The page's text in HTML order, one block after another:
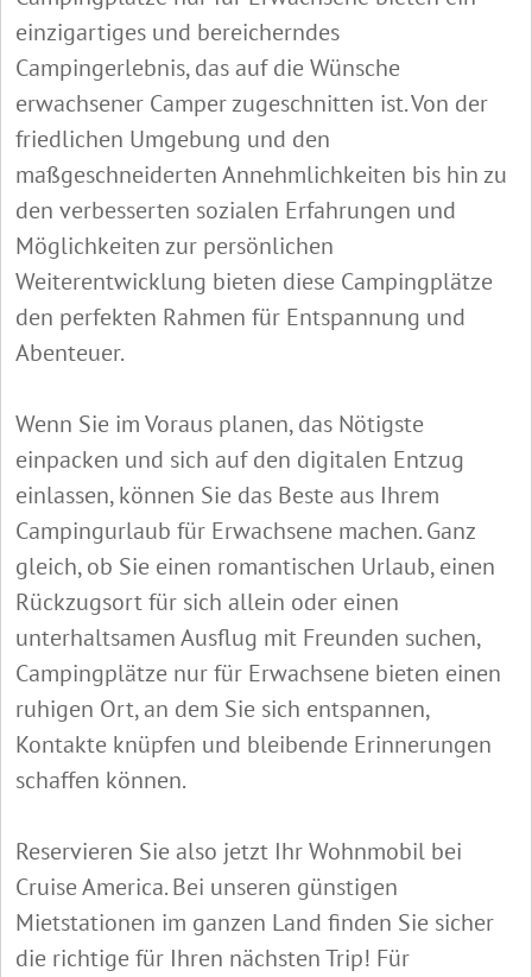
einzigartiges und bereicherndes
Campingerlebnis, das auf die Wünsche
erwachsener Camper zugeschnitten ist. Von der
friedlichen Umgebung und den
maßgeschneiderten Annehmlichkeiten bis hin zu
den verbesserten sozialen Erfahrungen und
Möglichkeiten zur persönlichen
Weiterentwicklung bieten diese Campingplätze
den perfekten Rahmen für Entspannung und
Abenteuer.
Wenn Sie im Voraus planen, das Nötigste
einpacken und sich auf den digitalen Entzug
einlassen, können Sie das Beste aus Ihrem
Campingurlaub für Erwachsene machen. Ganz
gleich, ob Sie einen romantischen Urlaub, einen
Rückzugsort für sich allein oder einen
unterhaltsamen Ausflug mit Freunden suchen,
Campingplätze nur für Erwachsene bieten einen
ruhigen Ort, an dem Sie sich entspannen,
Kontakte knüpfen und bleibende Erinnerungen
schaffen können.
Reservieren Sie also jetzt Ihr Wohnmobil bei
Cruise America. Bei unseren günstigen
Mietstationen im ganzen Land finden Sie sicher
die richtige für Ihren nächsten Trip! Für